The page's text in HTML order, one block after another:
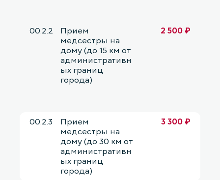
00.2.2
Прием
медсестры на
дому (до 15 км от
административн
ых границ
города)
2 500 ₽
00.2.3
Прием
медсестры на
дому (до 30 км от
административн
ых границ
города)
3 300 ₽